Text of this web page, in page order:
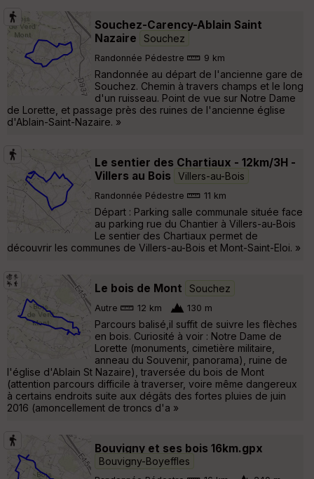
Souchez-Carency-Ablain Saint
Nazaire
Souchez
Randonnée Pédestre 9 km
Randonnée au départ de l'ancienne gare de
Souchez. Chemin à travers champs et le long
d'un ruisseau. Point de vue sur Notre Dame
de Lorette, et passage près des ruines de l'ancienne église
d'Ablain-Saint-Nazaire. »
Le sentier des Chartiaux - 12km/3H -
Villers au Bois
Villers-au-Bois
Randonnée Pédestre 11 km
Départ : Parking salle communale située face
au parking rue du Chantier à Villers-au-Bois
Le sentier des Chartiaux permet de
découvrir les communes de Villers-au-Bois et Mont-Saint-Eloi. »
Le bois de Mont Souchez
Autre 12 km 130 m
Parcours balisé,il suffit de suivre les flèches
en bois. Curiosité à voir : Notre Dame de
Lorette (monuments, cimetière militaire,
anneau du Souvenir, panorama), ruine de
l'église d'Ablain St Nazaire), traversée du bois de Mont
(attention parcours difficile à traverser, voire même dangereux
à certains endroits suite aux dégâts des fortes pluies de juin
2016 (amoncellement de troncs d'a »
Bouvigny et ses bois 16km.gpx
Bouvigny-Boyeffles